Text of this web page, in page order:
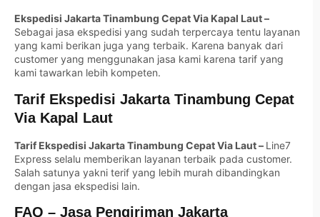
Ekspedisi Jakarta Tinambung Cepat Via Kapal Laut –
Sebagai jasa ekspedisi yang sudah terpercaya tentu layanan
yang kami berikan juga yang terbaik. Karena banyak dari
customer yang menggunakan jasa kami karena tarif yang
kami tawarkan lebih kompeten.
Tarif Ekspedisi Jakarta Tinambung Cepat
Via Kapal Laut
Tarif Ekspedisi Jakarta Tinambung Cepat Via Laut – Line7
Express selalu memberikan layanan terbaik pada customer.
Salah satunya yakni terif yang lebih murah dibandingkan
dengan jasa ekspedisi lain.
FAQ – Jasa Pengiriman Jakarta